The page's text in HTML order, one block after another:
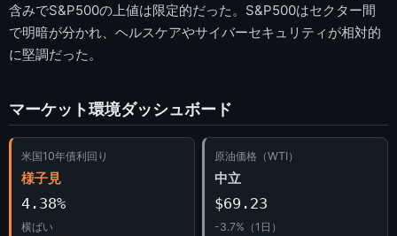
含みでS&P500の上値は限定的だった。S&P500はセクター間
で明暗が分かれ、ヘルスケアやサイバーセキュリティが相対的
に堅調だった。
マーケット環境ダッシュボード
米国10年債利回り
様子見
4.38%
横ばい
原油価格（WTI）
中立
$69.23
-3.7%（1日）